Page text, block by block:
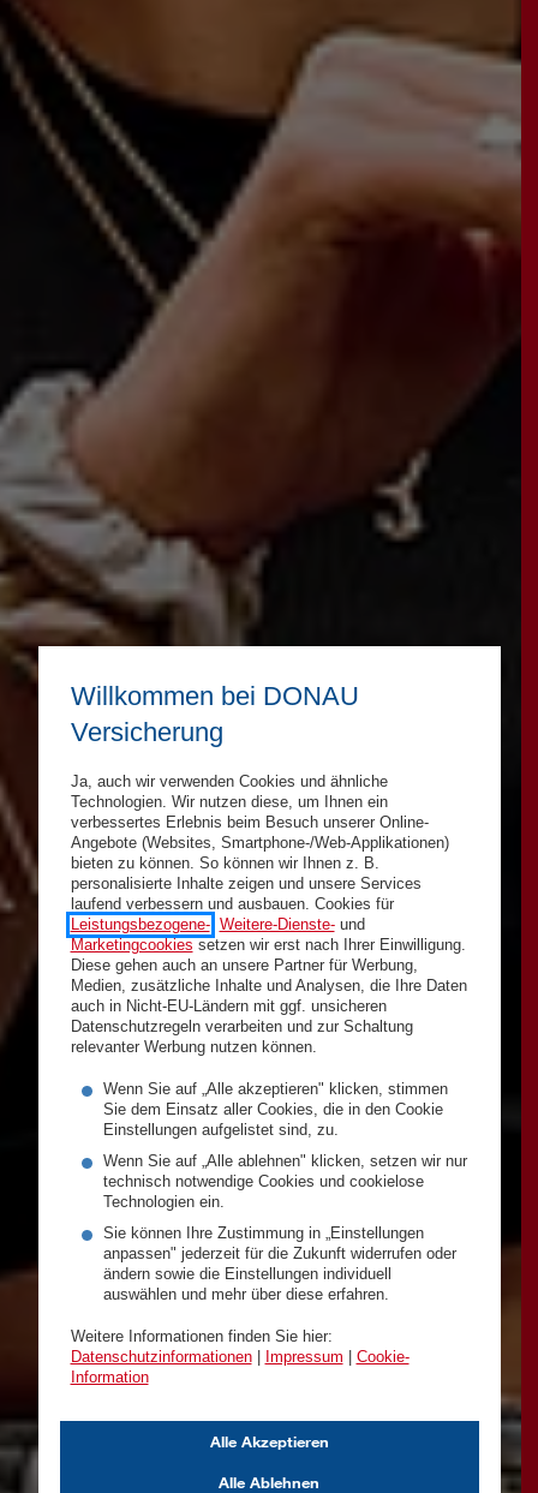
Willkommen bei DONAU
Versicherung
Ja, auch wir verwenden Cookies und ähnliche
Technologien. Wir nutzen diese, um Ihnen ein
verbessertes Erlebnis beim Besuch unserer Online-
Angebote (Websites, Smartphone-/Web-Applikationen)
bieten zu können. So können wir Ihnen z. B.
personalisierte Inhalte zeigen und unsere Services
laufend verbessern und ausbauen. Cookies für
Leistungsbezogene-, Weitere-Dienste-und
Marketingcookies setzen wir erst nach Ihrer Einwilligung.
Diese gehen auch an unsere Partner für Werbung,
Medien, zusätzliche Inhalte und Analysen, die Ihre Daten
auch in Nicht-EU-Ländern mit ggf. unsicheren
Datenschutzregeln verarbeiten und zur Schaltung
relevanter Werbung nutzen können.
Wenn Sie auf „Alle akzeptieren" klicken, stimmen
Sie dem Einsatz aller Cookies, die in den Cookie
Einstellungen aufgelistet sind, zu.
Wenn Sie auf „Alle ablehnen" klicken, setzen wir nur
technisch notwendige Cookies und cookielose
Technologien ein.
Sie können Ihre Zustimmung in „Einstellungen
anpassen" jederzeit für die Zukunft widerrufen oder
ändern sowie die Einstellungen individuell
auswählen und mehr über diese erfahren.
Weitere Informationen finden Sie hier:
Datenschutzinformationen| Impressum
Cookie-
Information
Alle Ablehnen
Alle Akzeptieren